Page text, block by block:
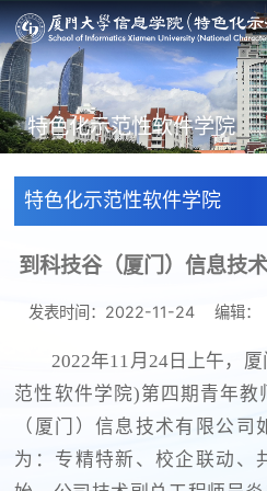
特色化示范性软件学院
特色化示范性软件学院
到科技谷（厦门）信息技
发表时间：2022-11-24 编辑：
2022年11月24日上午，
范性软件学院)第四期青年教
（厦门）信息技术有限公
为：专精特新、校企联动、